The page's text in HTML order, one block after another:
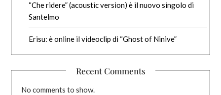
“Che ridere” (acoustic version) è il nuovo singolo di
Santelmo
Erisu: è online il videoclip di “Ghost of Ninive”
Recent Comments
No comments to show.